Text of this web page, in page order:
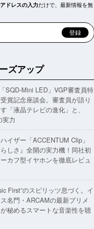
ドレスの入力だけで、最新情報を無
ズアップ
SQD-Mini LED」VGP審査員特
賞記念座談会。審査員が語り
「液晶テレビの進化」と、
実力
イザー「ACCENTUM Clip」
しさ』全開の実力機！同社初
カフ型イヤホンを徹底レビュ
First”のスピリッツ息づく。イ
名門・ARCAMの最新プリメ
秘めるスマートな音楽性を聴